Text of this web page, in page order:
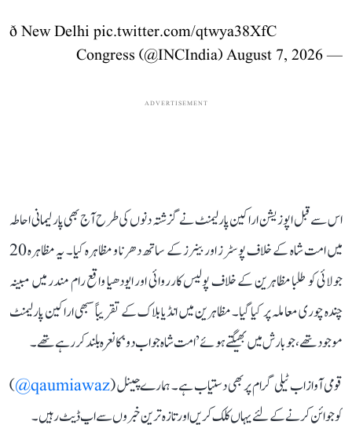
ð New Delhi pic.twitter.com/qtwya38XfC
— Congress (@INCIndia)
August 7, 2026
ADVERTISEMENT
اس سے قبل اپوزیشن اراکین پارلیمنٹ نے گزشتہ دنوں کی طرح آج بھی پارلیمانی احاطہ
میں امت شاہ کے خلاف پوسٹرز اور بینرز کے ساتھ دھرنا و مظاہرہ کیا۔ یہ مظاہرہ 20
جولائی کو طلبا مظاہرین کے خلاف پولیس کارروائی اور ایودھیا واقع رام مندر میں مبینہ
چندہ چوری معاملہ پر کیا گیا۔ مظاہرین میں انڈیا بلاک کے تقریباً سبھی اراکین پارلیمنٹ
موجود تھے، جو بارش میں بھیگتے ہوئے ’امت شاہ جواب دو‘ کا نعرہ بلند کر رہے تھے۔
قومی آواز اب ٹیلی گرام پر بھی دستیاب ہے۔ ہمارے چینل (qaumiawaz@
)
کو جوائن کرنے کے لئے یہاں کلک کریں اور تازہ ترین خبروں سے اپ ڈیٹ رہیں۔